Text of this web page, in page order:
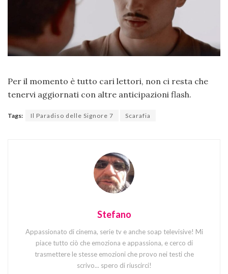
Per il momento è tutto cari lettori, non ci resta che
tenervi aggiornati con altre anticipazioni flash.
Tags: Il Paradiso delle Signore 7 Scarafia
Stefano
Appassionato di cinema, serie tv e anche soap televisive! Mi
piace tutto ciò che emoziona e appassiona, e cerco di
trasmettere le stesse emozioni che provo nei testi che
scrivo... spero di riuscirci!